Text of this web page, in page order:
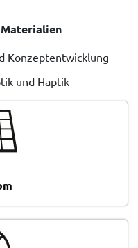
Konzeptentwicklung
und Haptik